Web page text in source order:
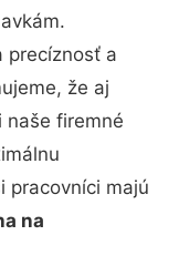
precíznosť a
že aj
naše firemné
pracovníci majú
na